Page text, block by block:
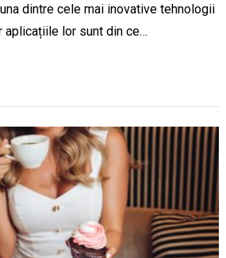
dintre cele mai inovative tehnologii
aplicațiile lor sunt din ce…